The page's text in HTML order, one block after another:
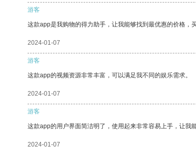
游客
这款app是我购物的得力助手，让我能够找到最优惠的价格，
2024-01-07
游客
这款app的视频资源非常丰富，可以满足我不同的娱乐需求。
2024-01-07
游客
这款app的用户界面简洁明了，使用起来非常容易上手，让我
2024-01-07